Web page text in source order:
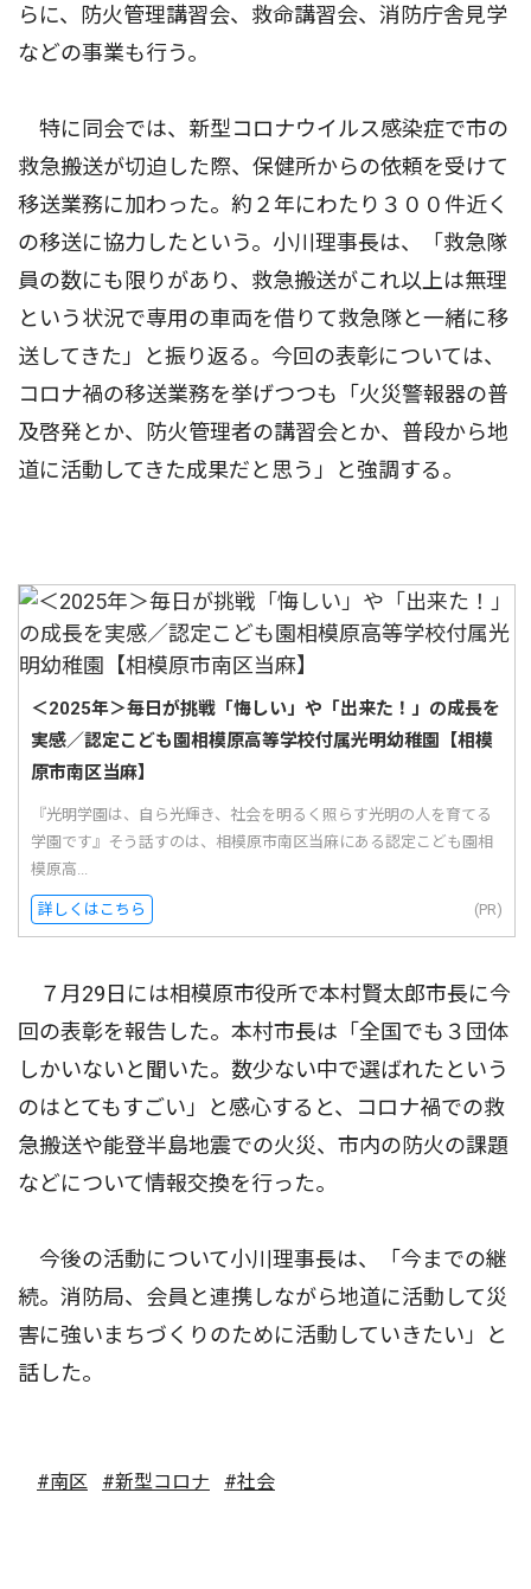
らに、防火管理講習会、救命講習会、消防庁舎見学
などの事業も行う。
特に同会では、新型コロナウイルス感染症で市の
救急搬送が切迫した際、保健所からの依頼を受けて
移送業務に加わった。約２年にわたり３００件近く
の移送に協力したという。小川理事長は、「救急隊
員の数にも限りがあり、救急搬送がこれ以上は無理
という状況で専用の車両を借りて救急隊と一緒に移
送してきた」と振り返る。今回の表彰については、
コロナ禍の移送業務を挙げつつも「火災警報器の普
及啓発とか、防火管理者の講習会とか、普段から地
道に活動してきた成果だと思う」と強調する。
＜2025年＞毎日が挑戦「悔しい」や「出来た！」の成長を
実感／認定こども園相模原高等学校付属光明幼稚園【相模
原市南区当麻】
『光明学園は、自ら光輝き、社会を明るく照らす光明の人を育てる
学園です』そう話すのは、相模原市南区当麻にある認定こども園相
模原高...
詳しくはこちら (PR)
７月29日には相模原市役所で本村賢太郎市長に今
回の表彰を報告した。本村市長は「全国でも３団体
しかいないと聞いた。数少ない中で選ばれたという
のはとてもすごい」と感心すると、コロナ禍での救
急搬送や能登半島地震での火災、市内の防火の課題
などについて情報交換を行った。
今後の活動について小川理事長は、「今までの継
続。消防局、会員と連携しながら地道に活動して災
害に強いまちづくりのために活動していきたい」と
話した。
#南区 #新型コロナ #社会